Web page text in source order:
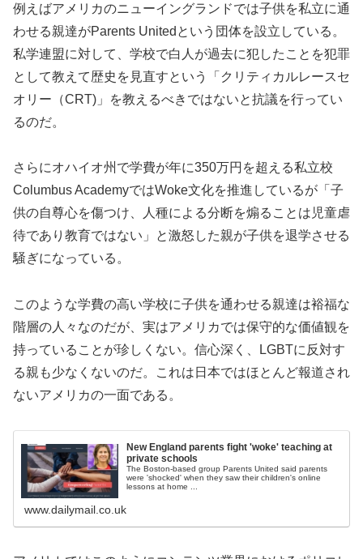
例えばアメリカのニューイングランドでは子供を私立に通
わせる親達がParents Unitedという団体を設立している。
私学連盟に対して、学校で白人が過去に犯したことを犯罪
として教えて歴史を見直すという「クリティカルレースセ
オリー（CRT)」を教えるべきではないと抗議を行ってい
るのだ。
さらにオハイオ州で学費が年に350万円を超える私立校
Columbus AcademyではWoke文化を推進しているが「子
供の自尊心を傷つけ、人種による分断を煽ることは児童虐
待であり教育ではない」と激怒した親が子供を退学させる
騒ぎになっている。
このような学費の高い学校に子供を通わせる親達は裕福な
階層の人々なのだが、実はアメリカでは保守的な価値観を
持っていることが珍しくない。信心深く、LGBTに反対す
る親も少なくないのだ。これは日本ではほとんど報道され
ないアメリカの一面である。
New England parents fight 'woke' teaching at
private schools
The Boston-based group Parents United said parents
were 'shocked' when they saw their children's online
lessons at home ...
www.dailymail.co.uk